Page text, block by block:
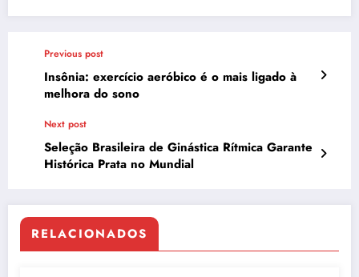
Previous post
Insônia: exercício aeróbico é o mais ligado à
melhora do sono
Next post
Seleção Brasileira de Ginástica Rítmica Garante
Histórica Prata no Mundial
RELACIONADOS